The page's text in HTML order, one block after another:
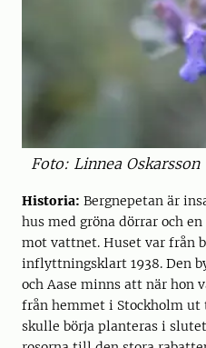
Foto: Linnea Oskarsson
Historia: Bergnepetan är
hus med gröna dörrar och
mot vattnet. Huset var från
inflyttningsklart 1938. Den
och Aase minns att när hon
från hemmet i Stockholm
skulle börja planteras i